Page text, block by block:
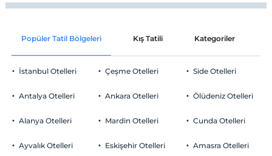
Popüler Tatil Bölgeleri Kış Tatili Kategoriler
İstanbul Otelleri
Antalya Otelleri
Alanya Otelleri
Ayvalık Otelleri
Çeşme Otelleri
Ankara Otelleri
Mardin Otelleri
Eskişehir Otelleri
Side Otelleri
Ölüdeniz Otelleri
Cunda Otelleri
Amasra Otelleri